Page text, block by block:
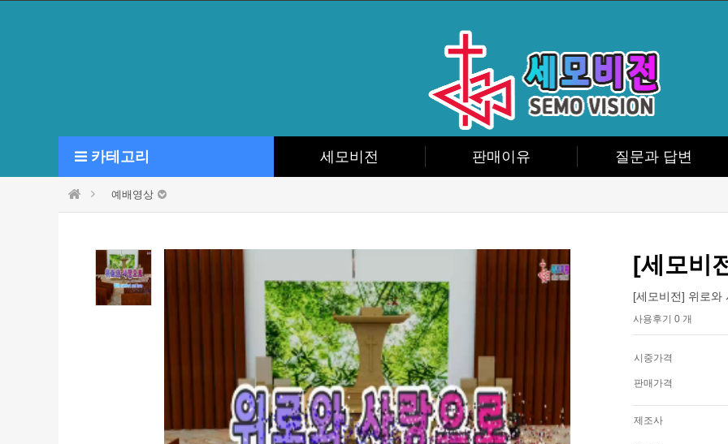
카테고리 세모비전 판매이유 질문과 답변
예배영상
[세모비
[세모비전] 위로와
사용후기 0 개
시중가격
판매가격
제조사